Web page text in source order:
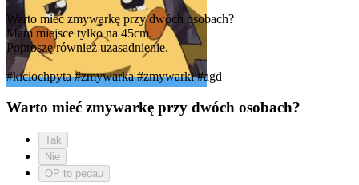
Warto mieć zmywarkę przy dwóch osobach?
Mam miejsce tylko na 45cm.
Poproszę również uzasadnienie.
#kiciochpyta #zmywarka #zmywarki #agd
Warto mieć zmywarkę przy dwóch osobach?
Tak
Nie
OP to pedau